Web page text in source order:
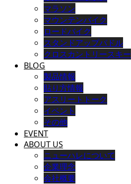
マラソン
マウンテンバイク
ロードバイク
スタンドアップパドル
クロスカントリースキー
BLOG
製品情報
貼り方情報
アスリートトーク
イベント
その他
EVENT
ABOUT US
ニューハレについて
企業理念
会社概要